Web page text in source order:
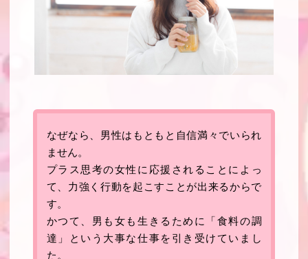
なぜなら、男性はもともと自信満々でいられ
ません。
プラス思考の女性に応援されることによっ
て、力強く行動を起こすことが出来るからで
す。
かつて、男も女も生きるために「食料の調
達」という大事な仕事を引き受けていまし
た。